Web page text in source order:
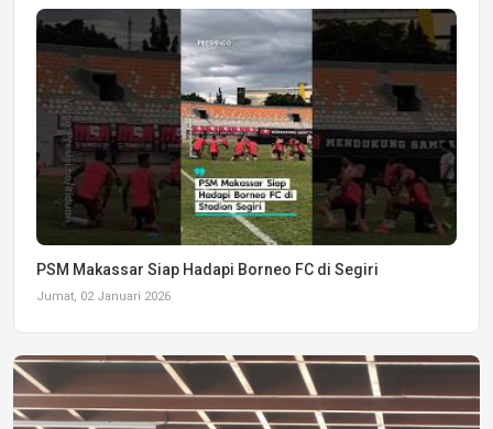
PSM Makassar Siap Hadapi Borneo FC di Segiri
Jumat, 02 Januari 2026